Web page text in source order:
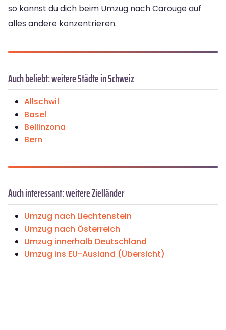
so kannst du dich beim Umzug nach Carouge auf
alles andere konzentrieren.
Auch beliebt: weitere Städte in Schweiz
Allschwil
Basel
Bellinzona
Bern
Auch interessant: weitere Zielländer
Umzug nach Liechtenstein
Umzug nach Österreich
Umzug innerhalb Deutschland
Umzug ins EU-Ausland (Übersicht)